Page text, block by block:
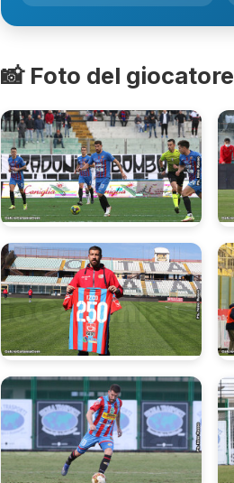
📸 Foto del giocatore